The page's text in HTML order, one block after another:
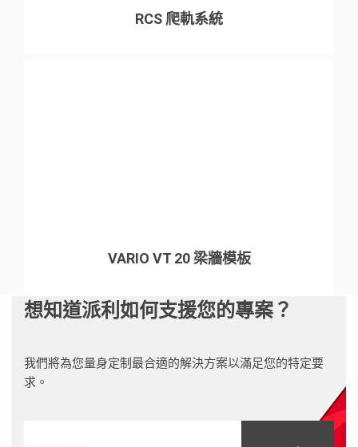
RCS 爬軌系統
VARIO VT 20 梁牆模板
想知道派利如何支援您的專案？
我們將為您量身定制最合適的解決方案以滿足您的特定要
求。